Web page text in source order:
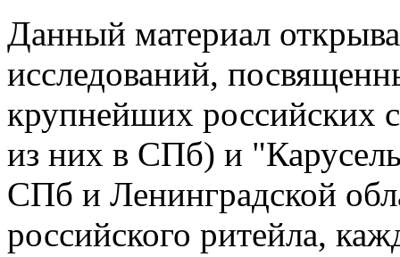
Данный материал
исследований,
крупнейших российских
из них в СПб) и
СПб и Ленинградской
российского ритейла,